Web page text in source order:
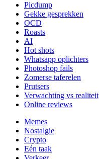
Picdump
Gekke gesprekken
OCD
Roasts
AI
Hot shots
Whatsapp oplichters
Photoshop fails
Zomerse taferelen
Prutsers
Verwachting vs realiteit
Online reviews
Memes
Nostalgie
Crypto
Eén taak